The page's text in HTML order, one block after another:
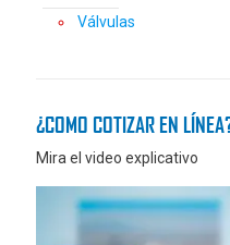
Válvulas
¿COMO COTIZAR EN
Mira el video explicativo